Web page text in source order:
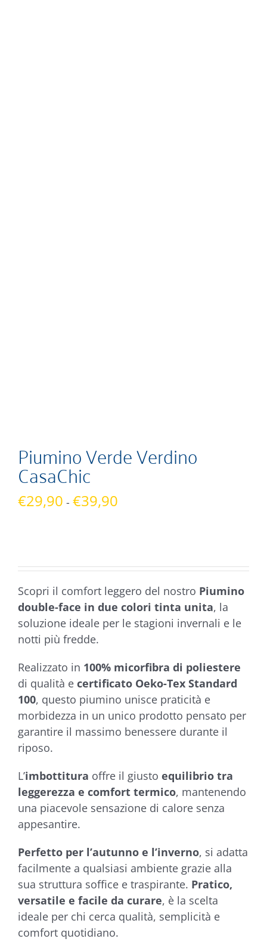
Piumino Verde Verdino
CasaChic
€29,90 - €39,90
€39,90
Scopri il comfort leggero del nostro Piumino
double-face in due colori tinta unita, la
soluzione ideale per le stagioni invernali e le
notti più fredde.
Realizzato in 100% micorfibra di poliestere
di qualità e certificato Oeko-Tex Standard
100, questo piumino unisce praticità e
morbidezza in un unico prodotto pensato per
garantire il massimo benessere durante il
riposo.
L’imbottitura offre il giusto equilibrio tra
leggerezza e comfort termico, mantenendo
una piacevole sensazione di calore senza
appesantire.
Perfetto per l’autunno e l’inverno, si adatta
facilmente a qualsiasi ambiente grazie alla
sua struttura soffice e traspirante. Pratico,
versatile e facile da curare, è la scelta
ideale per chi cerca qualità, semplicità e
comfort quotidiano.